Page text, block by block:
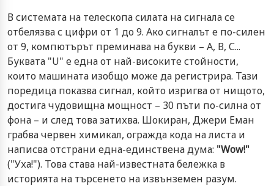
В системата на телескопа силата на сигнала се
отбелязва с цифри от 1 до 9. Ако сигналът е по-силен
от 9, компютърът преминава на букви – А, В, С...
Буквата "U" е една от най-високите стойности,
които машината изобщо може да регистрира. Тази
поредица показва сигнал, който изригва от нищото,
достига чудовищна мощност – 30 пъти по-силна от
фона – и след това затихва. Шокиран, Джери Еман
грабва червен химикал, огражда кода на листа и
написва отстрани една-единствена дума: "Wow!"
("Уха!"). Това става най-известната бележка в
историята на търсенето на извънземен разум.